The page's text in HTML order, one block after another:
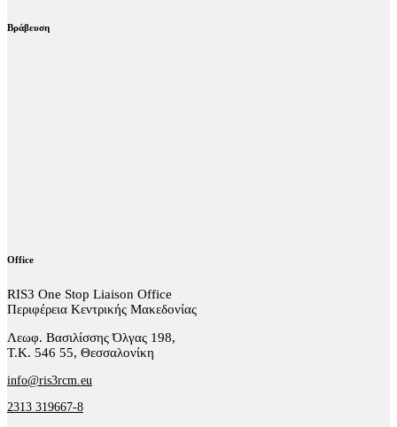
Βράβευση
Office
RIS3 One Stop Liaison Office
Περιφέρεια Κεντρικής Μακεδονίας
Λεωφ. Βασιλίσσης Όλγας 198,
Τ.Κ. 546 55, Θεσσαλονίκη
info@ris3rcm.eu
2313 319667-8